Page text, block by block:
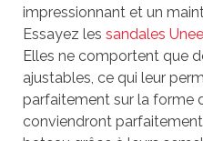
impressionnant et un
Essayez les sandales
Elles ne comportent que
ajustables, ce qui leur
parfaitement sur la forme
conviendront